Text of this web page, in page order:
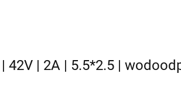
| 2A | 5.5*2.5 |